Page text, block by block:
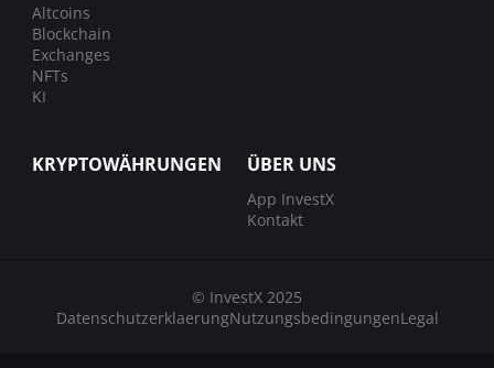
Altcoins
Blockchain
Exchanges
NFTs
KI
KRYPTOWÄHRUNGEN ÜBER UNS
App InvestX
Kontakt
© InvestX 2025
DatenschutzerklaerungNutzungsbedingungenLegal